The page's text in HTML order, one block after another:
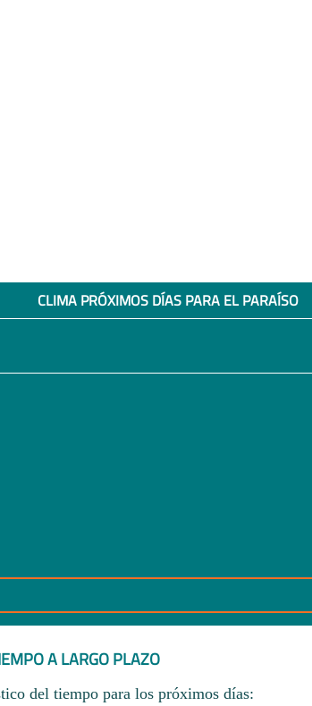
CLIMA PRÓXIMOS DÍAS PARA EL PARAÍSO
A LARGO PLAZO
del tiempo para los próximos días: